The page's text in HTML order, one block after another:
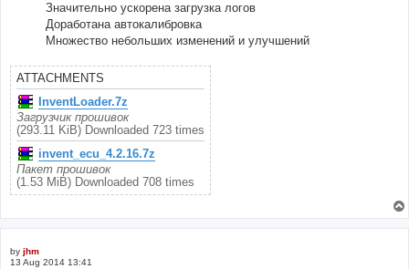
Значительно ускорена загрузка логов
Доработана автокалибровка
Множество небольших изменений и улучшений
ATTACHMENTS
InventLoader.7z
Загрузчик прошивок
(293.11 KiB) Downloaded 723 times
invent_ecu_4.2.16.7z
Пакет прошивок
(1.53 MiB) Downloaded 708 times
by jhm
13 Aug 2014 13:41